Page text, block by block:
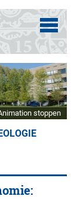
stoppen